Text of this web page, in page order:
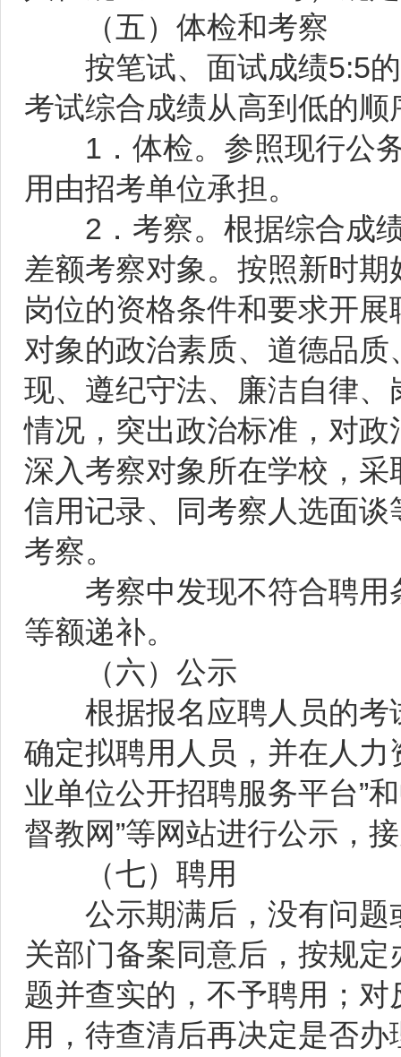
（五）体检和考察
按笔试、面试成绩5:5的
考试综合成绩从高到低的
1．体检。参照现行公务
用由招考单位承担。
2．考察。根据综合成绩
差额考察对象。按照新时
岗位的资格条件和要求开
对象的政治素质、道德品
现、遵纪守法、廉洁自律
情况，突出政治标准，对
深入考察对象所在学校，
信用记录、同考察人选面
考察。
考察中发现不符合聘用
等额递补。
（六）公示
根据报名应聘人员的考
确定拟聘用人员，并在人
业单位公开招聘服务平台”
督教网”等网站进行公示，
（七）聘用
公示期满后，没有问题
关部门备案同意后，按规
题并查实的，不予聘用；
用，待查清后再决定是否办